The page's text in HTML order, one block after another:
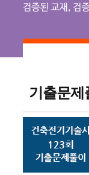
기출문제